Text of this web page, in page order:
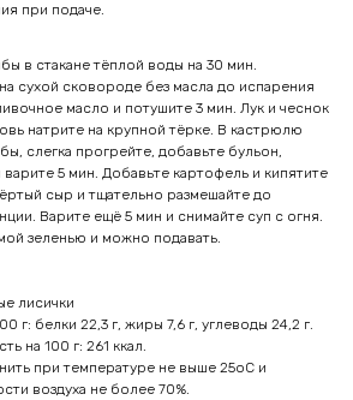
при подаче.
в стакане тёплой воды на 30 мин.
сухой сковороде без масла до испарения
масло и потушите 3 мин. Лук и чеснок
натрите на крупной тёрке. В кастрюлю
слегка прогрейте, добавьте бульон,
5 мин. Добавьте картофель и кипятите
сыр и тщательно размешайте до
Варите ещё 5 мин и снимайте суп с огня.
зеленью и можно подавать.
лисички
г: белки 22,3 г, жиры 7,6 г, углеводы 24,2 г.
на 100 г: 261 ккал.
при температуре не выше 25оС и
воздуха не более 70%.